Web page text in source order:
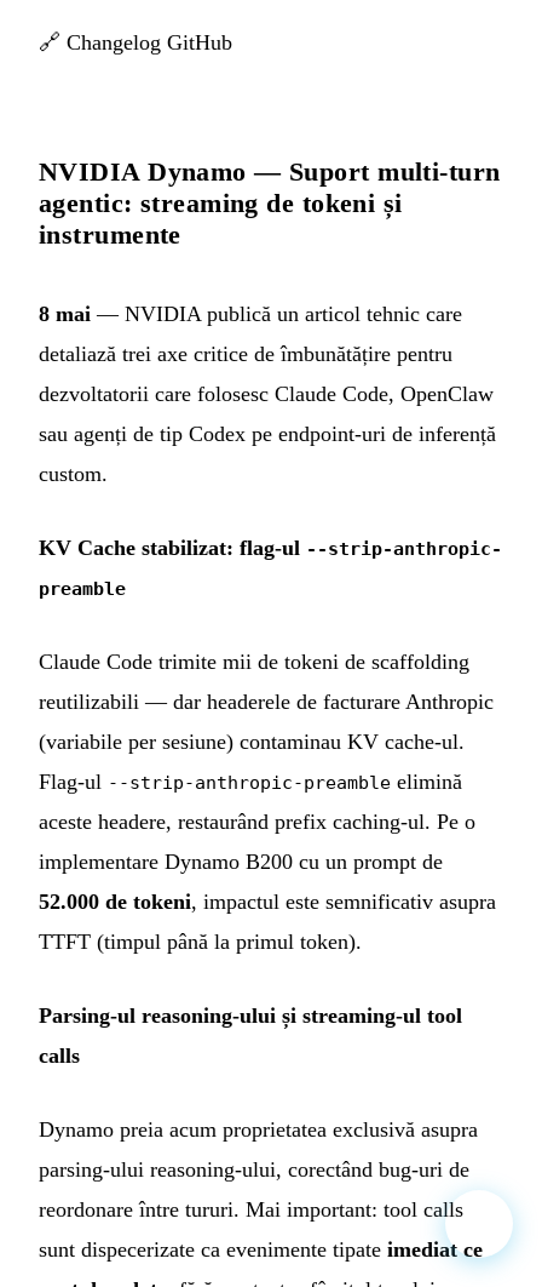
🔗 Changelog GitHub
NVIDIA Dynamo — Suport multi-turn
agentic: streaming de tokeni și
instrumente
8 mai — NVIDIA publică un articol tehnic care
detaliază trei axe critice de îmbunătățire pentru
dezvoltatorii care folosesc Claude Code, OpenClaw
sau agenți de tip Codex pe endpoint-uri de inferență
custom.
KV Cache stabilizat: flag-ul --strip-anthropic-
preamble
Claude Code trimite mii de tokeni de scaffolding
reutilizabili — dar headerele de facturare Anthropic
(variabile per sesiune) contaminau KV cache-ul.
Flag-ul --strip-anthropic-preamble elimină
aceste headere, restaurând prefix caching-ul. Pe o
implementare Dynamo B200 cu un prompt de
52.000 de tokeni, impactul este semnificativ asupra
TTFT (timpul până la primul token).
Parsing-ul reasoning-ului și streaming-ul tool
calls
Dynamo preia acum proprietatea exclusivă asupra
parsing-ului reasoning-ului, corectând bug-uri de
reordonare între tururi. Mai important: tool calls
sunt dispecerizate ca evenimente tipate imediat ce